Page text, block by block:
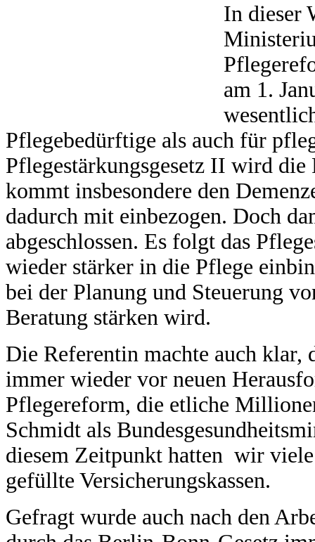
In dieser
am 1.
Pflegebedürftige als auch für
Pflegestärkungsgesetz II wird
kommt insbesondere den
dadurch mit einbezogen. Doch
abgeschlossen. Es folgt das
wieder stärker in die Pflege
bei der Planung und Steuerung
Beratung stärken wird.
Die Referentin machte auch klar,
immer wieder vor neuen
Pflegereform, die etliche
Schmidt als
diesem Zeitpunkt hatten wir
gefüllte Versicherungskassen.
Gefragt wurde auch nach den